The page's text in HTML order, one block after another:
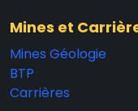
Mines et
Mines Géologie
BTP
Carrières